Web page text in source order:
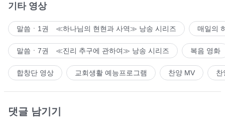
기타 영상
말씀ㆍ1권 ≪하나님의 현현과 사역≫ 낭송 시리즈 매일의
말씀ㆍ7권 ≪진리 추구에 관하여≫ 낭송 시리즈 복음 영화
합창단 영상 교회생활 예능프로그램 찬양 MV 찬
댓글 남기기